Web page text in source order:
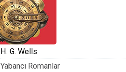
H. G. Wells
Yabancı Romanlar